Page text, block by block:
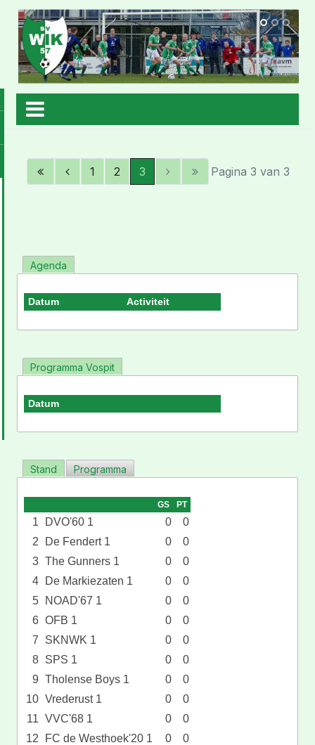
1 2 3 Pagina 3 van 3
Agenda
Datum Activiteit
Programma Vospit
Datum
Stand Programma
GS PT
1 DVO'60 1 0
0
2
De Fendert 1 0
0
3 The Gunners 1 0
0
4
De Markiezaten 1 0
0
5
NOAD'67 1 0
0
6 OFB 1 0
0
7
SKNWK 1 0
0
8 SPS 1 0
0
9 Tholense Boys 1 0
0
10 Vrederust 1 0
0
11 VVC'68 1 0
0
12
FC de Westhoek'20 1 0
0